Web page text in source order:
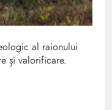
al raionului
și valorificare.